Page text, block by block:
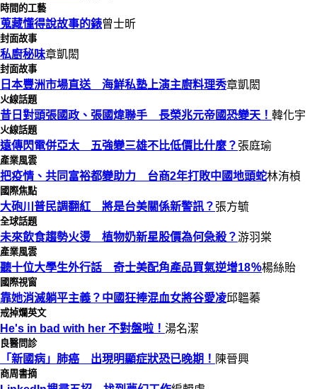
時間的工藝
蒐藏懂得說故事的錶曾士昕
封面故事
私廚秘味章凱閎
封面故事
日本豐洲市場直送 海鮮私塾上演主廚料理秀章凱閎
火線話題
昔日對頭張國政、張國煒聯手 長榮兆元帝國恐變天！ 韓化宇
火線話題
遠傳閃電併亞太 五強變三雄不比低價比什麼？ 張庭瑜
產業風雲
把疫情、共同富裕都變助力 台商2年打敗中國地頭蛇林洧楨
國際焦點
大砲川普民調翻紅 將是台美關係新警訊？ 張方毓
全球話題
未來飲食趨勢火燙 植物奶新星股價為何急殺？游羽棠
產業風雲
聽十位大學生外行話 奇士美配角產品買氣逆增18％楊絲貽
國際視窗
靠她消滅躺平主義？中國狂捧混血女將谷愛凌邱韞蓁
戒掉爛英文
He's in bad with her 不對盤啦！ 湯名潔
良醫問診
「新國病」肺癌 出現明顯症狀恐已晚期！ 陳晉興
商周書摘